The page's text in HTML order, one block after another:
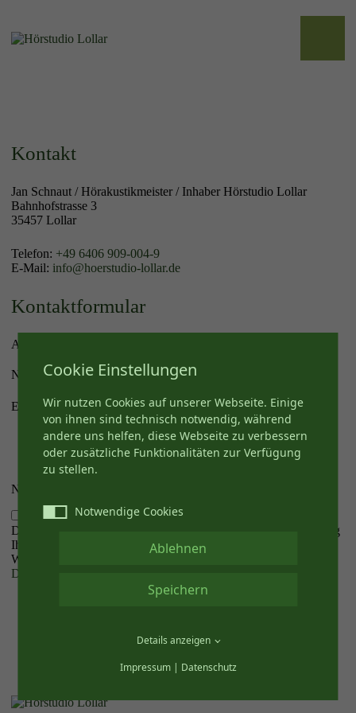
Kontakt
Jan Schnaut / Hörakustikmeister / Inhaber Hörstudio Lollar
Bahnhofstrasse 3
35457 Lollar
Telefon: +49 6406 909-004-9
E-Mail: info@hoerstudio-lollar.de
Kontaktformular
Anrede
Name*
E-Mail*
Nachricht
Die abgesendeten Daten werden nur zum Zweck der Bearbeitung
Ihres Anliegens verarbeitet.
Weitere Informationen finden Sie in unserer
Datenschutzerklärung
Cookie Einstellungen
Wir nutzen Cookies auf unserer Webseite. Einige
von ihnen sind technisch notwendig, während
andere uns helfen, diese Webseite zu verbessern
oder zusätzliche Funktionalitäten zur Verfügung
zu stellen.
Notwendige Cookies
Ablehnen
Speichern
Details anzeigen
Impressum| Datenschutz